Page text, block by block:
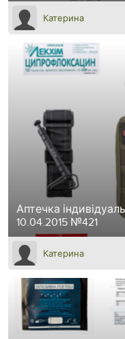
Катерина
Аптечка
10.04.2015 №421
Катерина